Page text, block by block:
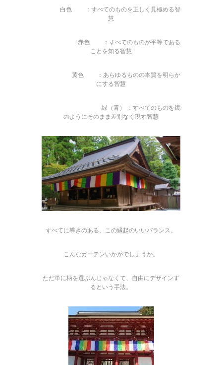
白色 ：すべてのものを正しく見極める智
慧
赤色 ：すべてのものが平等である
ことを知る智慧
黄色 ：あらゆるものの本質を明らか
にする智慧
緑（青） ：すべてのものを鏡
のようにそのまま差別なく現す智慧
すべてに導きのある、この縁起のいいバランス。
こんなカーテンいかがでしょうか。
ただ単に柄を選ぶんじゃなくて、自由にデザインす
るという手法。